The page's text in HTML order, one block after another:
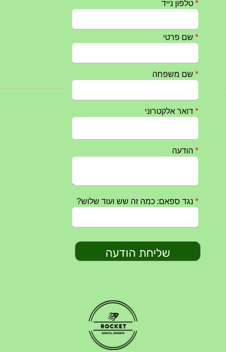
חרבות ברזל – הודעה 1 – 14.10.2023
טקס ההתיחדות השנתי 2023 נערך ב 5/9/2023 באנדרטה